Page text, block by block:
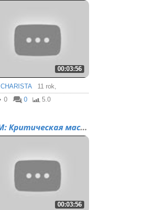
00:03:56
CHARISTA
11 rok,
0
0 5.0
БМ: Критическая масса. ...
00:03:56